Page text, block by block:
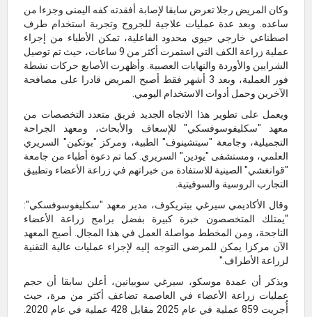
وكان المريض رجلا تعرض سابقا لإصابة أفقدته كفه اليمنى وجزءا من
ساعده. وبعد عدة عمليات علاجية للجروح وتجربة استخدام طرف
اصطناعي خارجي حيوي محدود الفاعلية، تمكن الأطباء من إجراء
عملية زراعة الكف التي استمرت أكثر من 9 ساعات، حيث تم توصيل
الشرايين والأوردة والنهايات العصبية. وأظهرت الأصابع حركات نشطة
فور العملية، وبعد 3 أشهر فقط أصبح المريض قادرا على مصافحة
الآخرين وحمل أدوات الاستخدام اليومي.
ويعمل على تطوير هذا الاتجاه الجديد فريق متعدد التخصصات من
معهد "سكليفوسوفسكي" للإسعاف والأبحاث، ومعهد الجراحة
التجميلية، وجامعة "سيتشينوف" الطبية، ومركز "بوتكين" السريري
العلمي، ومستشفى "يودين" السريري. كما تم دعوة أطباء من جامعة
"قوانغشي" الصينية للاستفادة من خبراتهم في زراعة الأعضاء وتطبيق
التجارب الروسية والسوفيتية.
وقال الأكاديمي سيرغي بيتريكوف، مدير معهد "سكليفوسوفسكي":
"يمتلك المتخصصون خبرة كبيرة بفضل برامج زراعة الأعضاء
الناجحة، ومن المخطط مواصلة العمل في هذا المجال. أصبح المعهد
الآن مركزا يمكن للمرضى التوجه إليه لإجراء عمليات عالية التقنية
لزراعة الأطراف."
ويذكر أن عمدة موسكو، سيرغي سوبيانين، أعلن سابقا أن حجم
عمليات زراعة الأعضاء في العاصمة تضاعف أكثر من مرة، حيث